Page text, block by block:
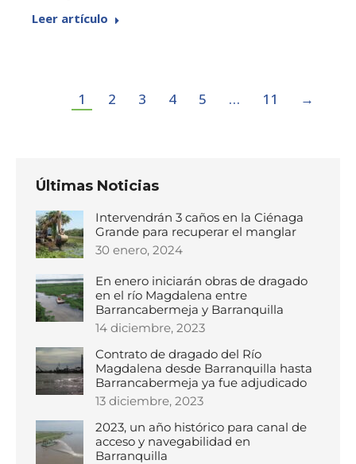
Leer artículo
1 2 3 4 5 … 11 →
Últimas Noticias
Intervendrán 3 caños en la Ciénaga
Grande para recuperar el manglar
30 enero, 2024
En enero iniciarán obras de dragado
en el río Magdalena entre
Barrancabermeja y Barranquilla
14 diciembre, 2023
Contrato de dragado del Río
Magdalena desde Barranquilla hasta
Barrancabermeja ya fue adjudicado
13 diciembre, 2023
2023, un año histórico para canal de
acceso y navegabilidad en
Barranquilla